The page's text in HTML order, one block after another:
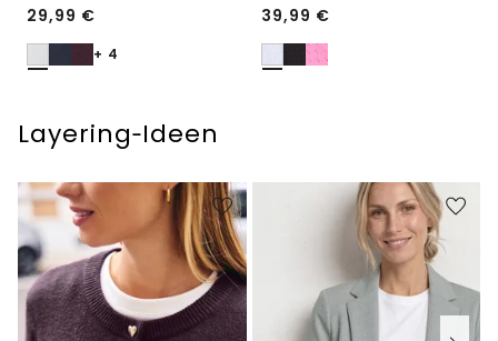
29,99 €
+ 4
39,99 €
Layering‑Ideen